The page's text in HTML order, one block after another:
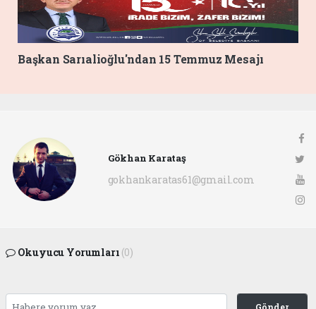
Başkan Sarıalioğlu'ndan 15 Temmuz Mesajı
Gökhan Karataş
gokhankaratas61@gmail.com
Okuyucu Yorumları (0)
Gönder